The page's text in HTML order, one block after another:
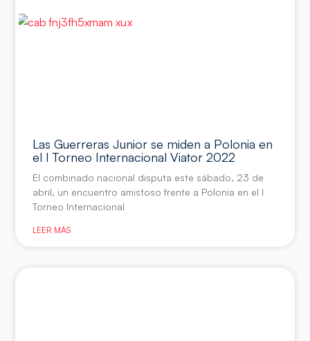
Las Guerreras Junior se miden a Polonia en
el I Torneo Internacional Viator 2022
El combinado nacional disputa este sábado, 23 de
abril, un encuentro amistoso frente a Polonia en el I
Torneo Internacional
LEER MÁS